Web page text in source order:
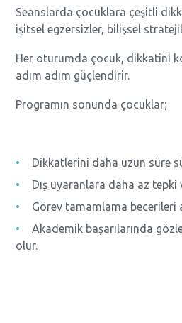
Seanslarda çocuklara çeşitli
işitsel egzersizler, bilişsel
Her oturumda çocuk, dikkatini
adım adım güçlendirir.
Programın sonunda çocuklar;
Dikkatlerini daha uzun süre
Dış uyaranlara daha az tepki
Görev tamamlama becerileri
Akademik başarılarında
olur.